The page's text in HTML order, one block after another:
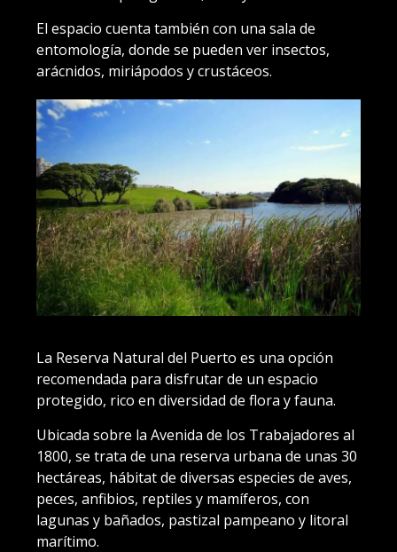
El espacio cuenta también con una sala de
entomología, donde se pueden ver insectos,
arácnidos, miriápodos y crustáceos.
La Reserva Natural del Puerto es una opción
recomendada para disfrutar de un espacio
protegido, rico en diversidad de flora y fauna.
Ubicada sobre la Avenida de los Trabajadores al
1800, se trata de una reserva urbana de unas 30
hectáreas, hábitat de diversas especies de aves,
peces, anfibios, reptiles y mamíferos, con
lagunas y bañados, pastizal pampeano y litoral
marítimo.